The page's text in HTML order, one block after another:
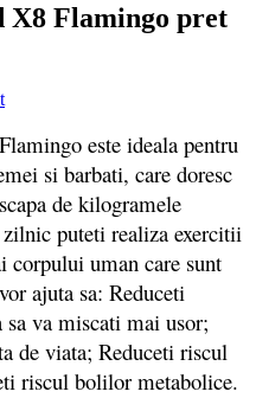
X8 Flamingo pret
este ideala pentru
si barbati, care doresc
de kilogramele
puteti realiza exercitii
corpului uman care sunt
ajuta sa: Reduceti
sa va miscati mai usor;
de viata; Reduceti riscul
riscul bolilor metabolice.